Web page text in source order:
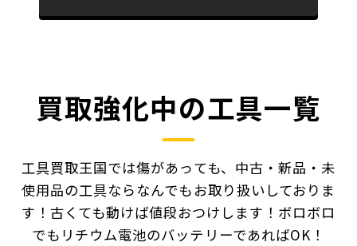
買取強化中の工具一覧
工具買取王国では傷があっても、中古・新品・未
使用品の工具ならなんでもお取り扱いしておりま
す！ 古くても動けば値段おつけします！ボロボロ
でもリチウム電池のバッテリーであればOK！